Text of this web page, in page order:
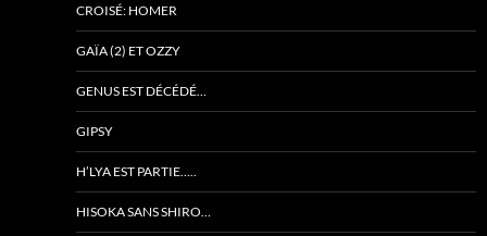
CROISÉ: HOMER
GAÏA (2) ET OZZY
GENUS EST DÉCÉDÉ…
GIPSY
H’LYA EST PARTIE…..
HISOKA SANS SHIRO…